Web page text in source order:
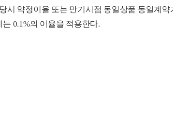
시 약정이율 또는 만기시점 동일상품 동일계
0.1%의 이율을 적용한다.